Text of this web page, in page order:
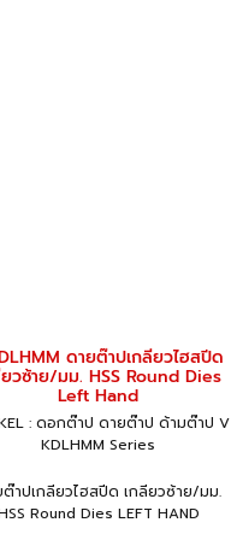
ดายต๊าปเกลียวไฮสปีด
วซ้าย/มม. HSS Round Dies
Left Hand
: ดอกต๊าป ดายต๊าป ด้ามต๊าป V
KDLHMM Series
าปเกลียวไฮสปีด เกลียวซ้าย/มม.
Round Dies LEFT HAND